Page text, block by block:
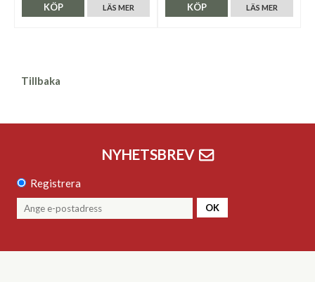
LÄS MER
KÖP LÄS MER
KÖP
Tillbaka
NYHETSBREV
Registrera
OK